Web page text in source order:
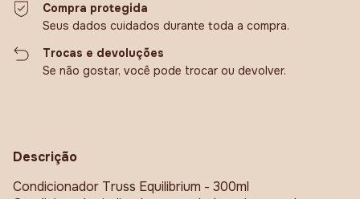
Compra protegida
Seus dados cuidados durante toda a compra.
Trocas e devoluções
Se não gostar, você pode trocar ou devolver.
Descrição
Condicionador Truss Equilibrium - 300ml